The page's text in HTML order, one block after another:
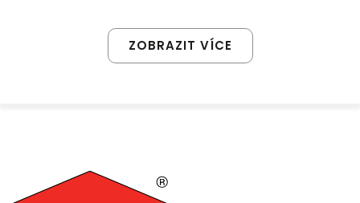
ZOBRAZIT VÍCE